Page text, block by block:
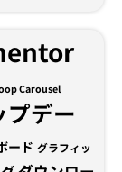
Carousel
プデー
ード グラフィッ